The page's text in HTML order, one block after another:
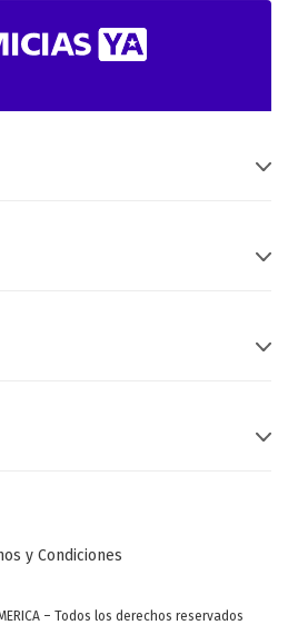
y Condiciones
– Todos los derechos reservados